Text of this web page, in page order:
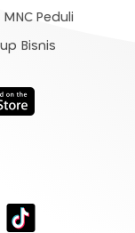
MNC Peduli
Bisnis